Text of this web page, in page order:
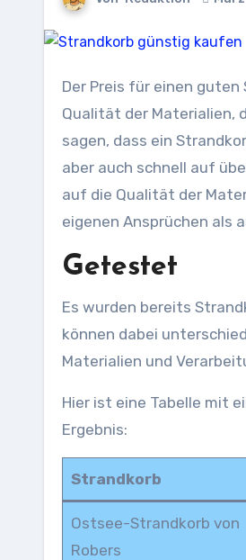
Der Preis für einen guten Strandkorb kann stark variieren und hängt von verschiedenen Faktoren ab, wie der
Qualität der Materialien,
sagen, dass ein
aber auch schnell auf
auf die Qualität der
eigenen Ansprüchen als
Getestet
Es wurden bereits
können dabei
Materialien und
Hier ist eine Tabelle mit
Ergebnis:
Strandkorb
Ostsee-Strandkorb von
Robers